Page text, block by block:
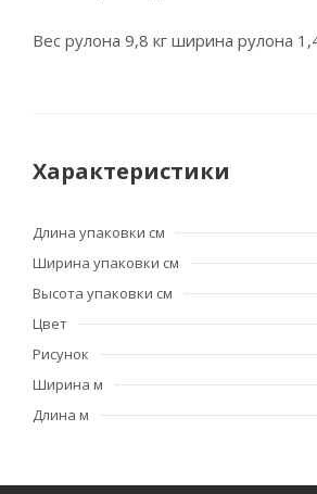
Вес рулона 9,8 кг ширина рулона
Характеристики
Длина упаковки см
Ширина упаковки см
Высота упаковки см
Цвет
Рисунок
Ширина м
Длина м